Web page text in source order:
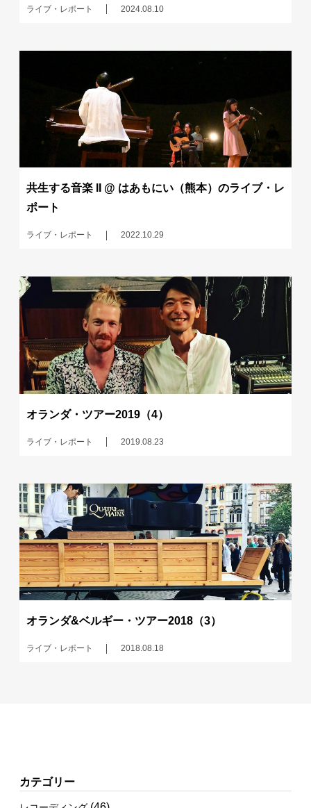
ライブ・レポート 2024.08.10
共生する音楽 II @ はあもにい（熊本）のライブ・レ
ポート
ライブ・レポート 2022.10.29
オランダ・ツアー2019（4）
ライブ・レポート 2019.08.23
オランダ&ベルギー・ツアー2018（3）
ライブ・レポート 2018.08.18
カテゴリー